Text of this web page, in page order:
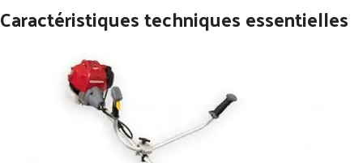
Caractéristiques techniques essentielles